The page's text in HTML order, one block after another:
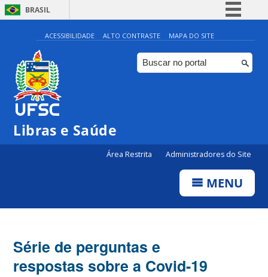
BRASIL
Simplifique!
Comunica BR
Participe
ACESSIBILIDADE ALTO CONTRASTE MAPA DO SITE
Libras e Saúde
Área Restrita Administradores do Site
MENU
Série de perguntas e
respostas sobre a Covid-19